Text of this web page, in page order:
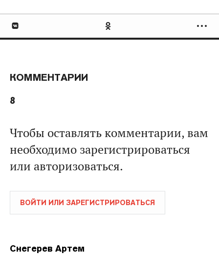
КОММЕНТАРИИ
8
Чтобы оставлять комментарии, вам
необходимо зарегистрироваться
или авторизоваться.
ВОЙТИ ИЛИ ЗАРЕГИСТРИРОВАТЬСЯ
Снегерев Артем